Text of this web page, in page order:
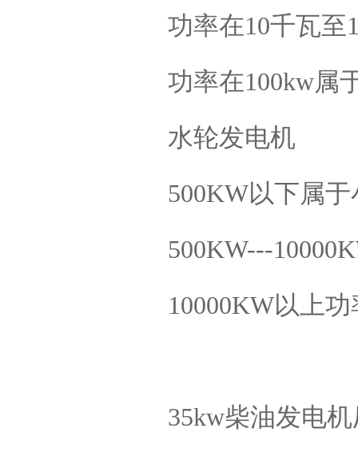
功率在10千瓦至
功率在100kw属
水轮发电机
500KW以下属
500KW---
10000KW以上
35kw柴油发电